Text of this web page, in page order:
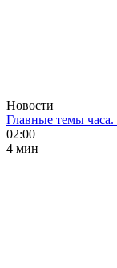
Новости
Главные темы часа.
02:00
4 мин